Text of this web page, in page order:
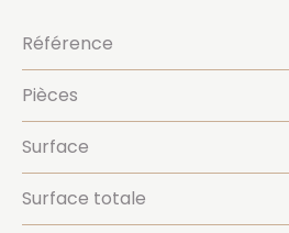
Référence
Pièces
Surface
Surface totale